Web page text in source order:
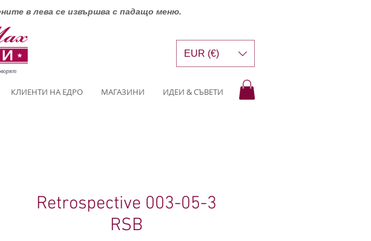
в лева се извършва с падащо меню.
КЛИЕНТИ НА ЕДРО МАГАЗИНИ ИДЕИ & СЪВЕТИ
EUR (€)
Retrospective 003-05-3
RSB